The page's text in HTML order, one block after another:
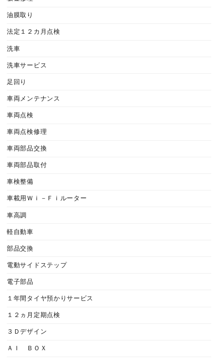
油膜取り
法定１２カ月点検
洗車
洗車サービス
足回り
車両メンテナンス
車両点検
車両点検修理
車両部品交換
車両部品取付
車検整備
車載用Ｗｉ－Ｆｉルーター
車高調
軽自動車
部品交換
電動サイドステップ
電子部品
１年間タイヤ預かりサービス
１２ヵ月定期点検
３Ｄデザイン
ＡＩ ＢＯＸ